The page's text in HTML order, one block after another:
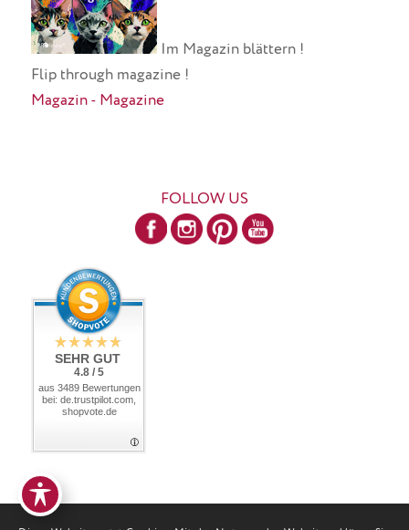
Im Magazin blättern !
Flip through magazine !
Magazin - Magazine
FOLLOW US
SEHR GUT
4.8 / 5
aus 3489 Bewertungen
bei: de.trustpilot.com,
shopvote.de